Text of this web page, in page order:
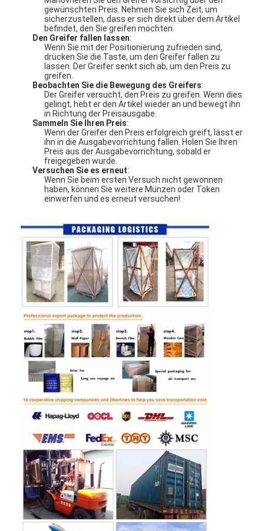
Werksbesichtigung
Qualitätskontrolle
Kontakt mit uns
Neuigkeiten
Bitte um ein Angebot
Spielzeugklauenmaschine
Zuckerwattemaschine
Arcade-Basketball-Maschine
Clippreismaschine
Boxer-Schlagmaschine
Arcade-Spiel-Maschine
Amusementpark-Straßfahrzeug
Arcade-Hockey-Tisch
Münzenkiddie-Fahrt
Laufen der Säulengangmaschine
Token-Wechselmaschine
gewünschten Preis. Nehmen Sie sich Zeit, um
sicherzustellen, dass er sich direkt über dem Artikel
befindet, den Sie greifen möchten.
Den Greifer fallen lassen:
Wenn Sie mit der Positionierung zufrieden sind,
drücken Sie die Taste, um den Greifer fallen zu
lassen. Der Greifer senkt sich ab, um den Preis zu
greifen.
Beobachten Sie die Bewegung des Greifers:
Der Greifer versucht, den Preis zu greifen. Wenn dies
gelingt, hebt er den Artikel wieder an und bewegt ihn
in Richtung der Preisausgabe.
Sammeln Sie Ihren Preis:
Wenn der Greifer den Preis erfolgreich greift, lässt er
ihn in die Ausgabevorrichtung fallen. Holen Sie Ihren
Preis aus der Ausgabevorrichtung, sobald er
freigegeben wurde.
Versuchen Sie es erneut:
Wenn Sie beim ersten Versuch nicht gewonnen
haben, können Sie weitere Münzen oder Token
einwerfen und es erneut versuchen!